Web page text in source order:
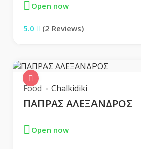
Open now
5.0 (2 Reviews)
Food Chalkidiki
ΠΑΠΡΑΣ ΑΛΕΞΑΝΔΡΟΣ
Open now